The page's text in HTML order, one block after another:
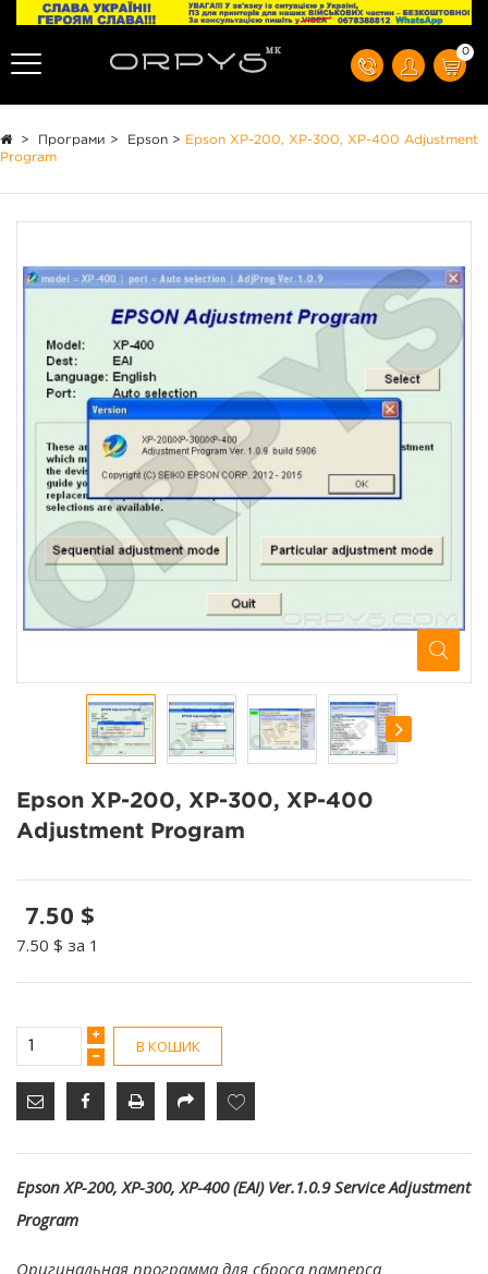
0
> Програми > Epson >
Epson XP-200, XP-300, XP-400 Adjustment
Program
Epson XP-200, XP-300, XP-400
Adjustment Program
7.50 $
7.50 $ за 1
В КОШИК
Epson XP-200, XP-300, XP-400 (EAI) Ver.1.0.9 Service Adjustment
Program
Оригинальная программа для сброса памперса